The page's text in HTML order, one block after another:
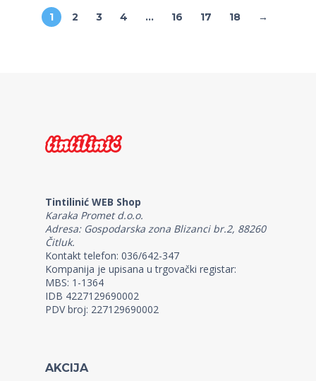
1 2 3 4 … 16 17 18 →
Tintilinić WEB Shop
Karaka Promet d.o.o.
Adresa: Gospodarska zona Blizanci br.2, 88260
Čitluk.
Kontakt telefon: 036/642-347
Kompanija je upisana u trgovački registar:
MBS: 1-1364
IDB 4227129690002
PDV broj: 227129690002
AKCIJA